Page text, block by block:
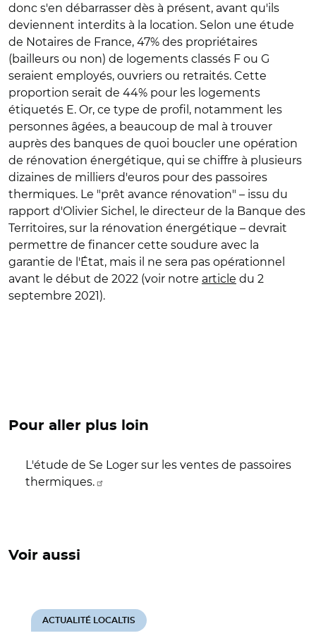
donc s'en débarrasser dès à présent, avant qu'ils
deviennent interdits à la location. Selon une étude
de Notaires de France, 47% des propriétaires
(bailleurs ou non) de logements classés F ou G
seraient employés, ouvriers ou retraités. Cette
proportion serait de 44% pour les logements
étiquetés E. Or, ce type de profil, notamment les
personnes âgées, a beaucoup de mal à trouver
auprès des banques de quoi boucler une opération
de rénovation énergétique, qui se chiffre à plusieurs
dizaines de milliers d'euros pour des passoires
thermiques. Le "prêt avance rénovation" – issu du
rapport d'Olivier Sichel, le directeur de la Banque des
Territoires, sur la rénovation énergétique – devrait
permettre de financer cette soudure avec la
garantie de l'État, mais il ne sera pas opérationnel
avant le début de 2022 (voir notre article du 2
septembre 2021).
Pour aller plus loin
L'étude de Se Loger sur les ventes de passoires
thermiques.
Voir aussi
ACTUALITÉ LOCALTIS